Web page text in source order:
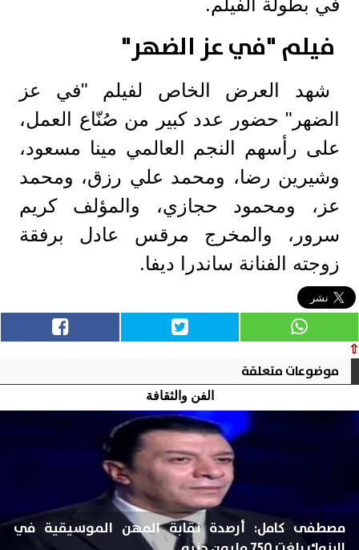
فيلم "في عز الضهر"
شهد العرض الخاص لفيلم "في عز
الضهر" حضور عدد كبير من صُنّاع العمل،
على رأسهم النجم العالمي مينا مسعود،
وشيرين رضا، ومحمد علي رزق، ومحمد
عز، ومحمود حجازي، والمؤلف كريم
سرور، والمخرج مرقس عادل برفقة
زوجته الفنانة ساندرا ديفا.
⇧
موضوعات متعلقة
الفن والثقافة
مصطفى كامل: أرصدة نقابة المهن الموسيقية في